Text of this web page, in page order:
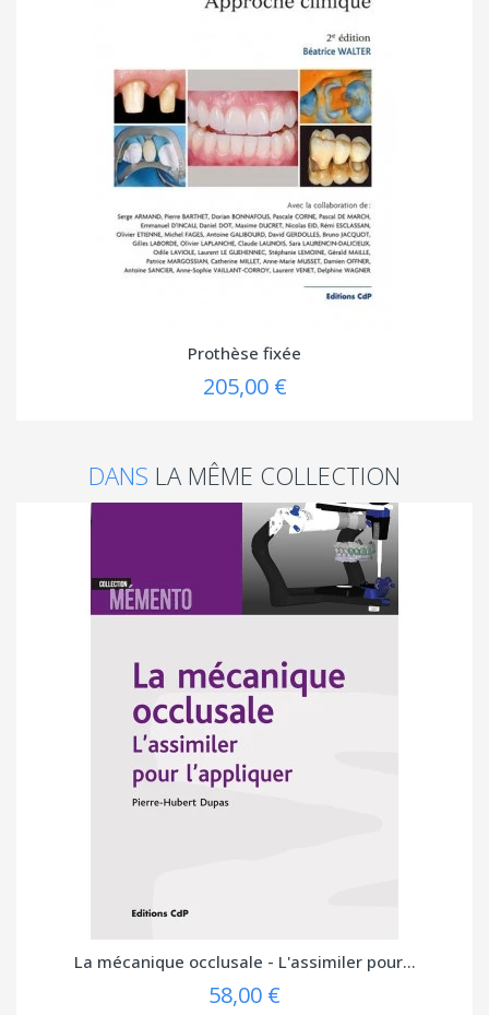
Prothèse fixée
205,00 €
DANS LA MÊME COLLECTION
La mécanique occlusale - L'assimiler pour...
58,00 €